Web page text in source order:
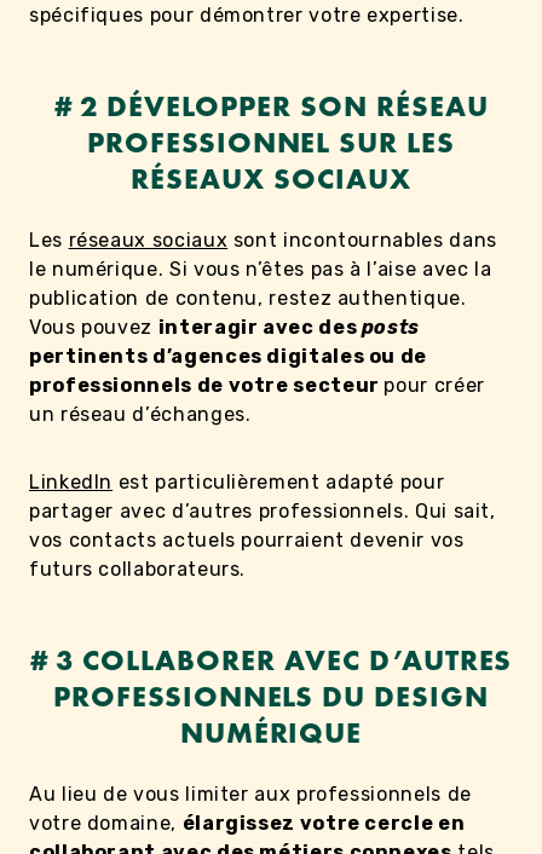
spécifiques pour démontrer votre expertise.
# 2 DÉVELOPPER SON RÉSEAU
PROFESSIONNEL SUR LES
RÉSEAUX SOCIAUX
Les réseaux sociaux sont incontournables dans
le numérique. Si vous n’êtes pas à l’aise avec la
publication de contenu, restez authentique.
Vous pouvez interagir avec des posts
pertinents d’agences digitales ou de
professionnels de votre secteur pour créer
un réseau d’échanges.
LinkedIn est particulièrement adapté pour
partager avec d’autres professionnels. Qui sait,
vos contacts actuels pourraient devenir vos
futurs collaborateurs.
# 3 COLLABORER AVEC D’AUTRES
PROFESSIONNELS DU DESIGN
NUMÉRIQUE
Au lieu de vous limiter aux professionnels de
votre domaine, élargissez votre cercle en